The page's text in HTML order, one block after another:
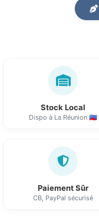
Stock Local
Dispo à La Réunion 🇷🇪
Paiement Sûr
CB, PayPal sécurisé